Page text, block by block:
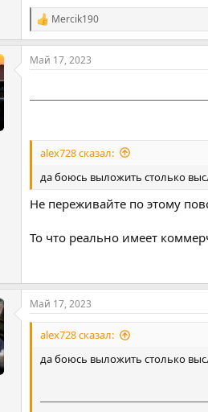
Р
е
а
к
и
Mercik190
Май 17, 2023
alex728 сказал:
да боюсь выложить столько
Не переживайте по этому
То что реально имеет
Май 17, 2023
alex728 сказал:
да боюсь выложить столько